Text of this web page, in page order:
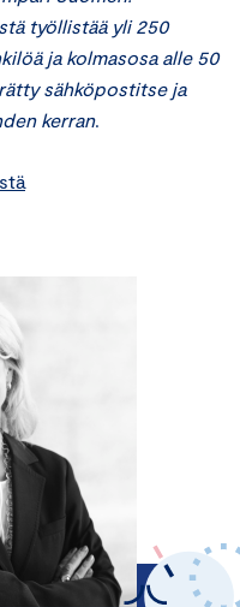
työllistää yli 250
ja kolmasosa alle 50
sähköpostitse ja
kerran.